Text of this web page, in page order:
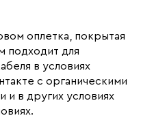
оплетка, покрытая
подходит для
в условиях
с органическими
и в других условиях